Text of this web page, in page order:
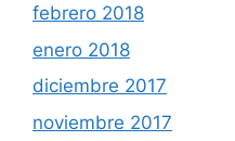
febrero 2018
enero 2018
diciembre 2017
noviembre 2017